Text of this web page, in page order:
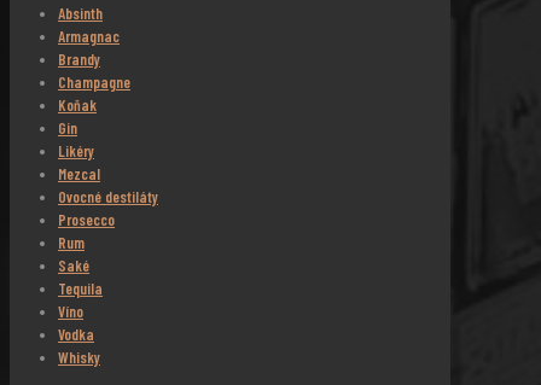
Absinth
Armagnac
Brandy
Champagne
Koňak
Gin
Likéry
Mezcal
Ovocné destiláty
Prosecco
Rum
Saké
Tequila
Víno
Vodka
Whisky